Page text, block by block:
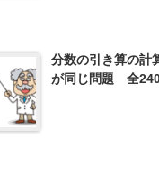
分数の引き算の
が同じ問題 全